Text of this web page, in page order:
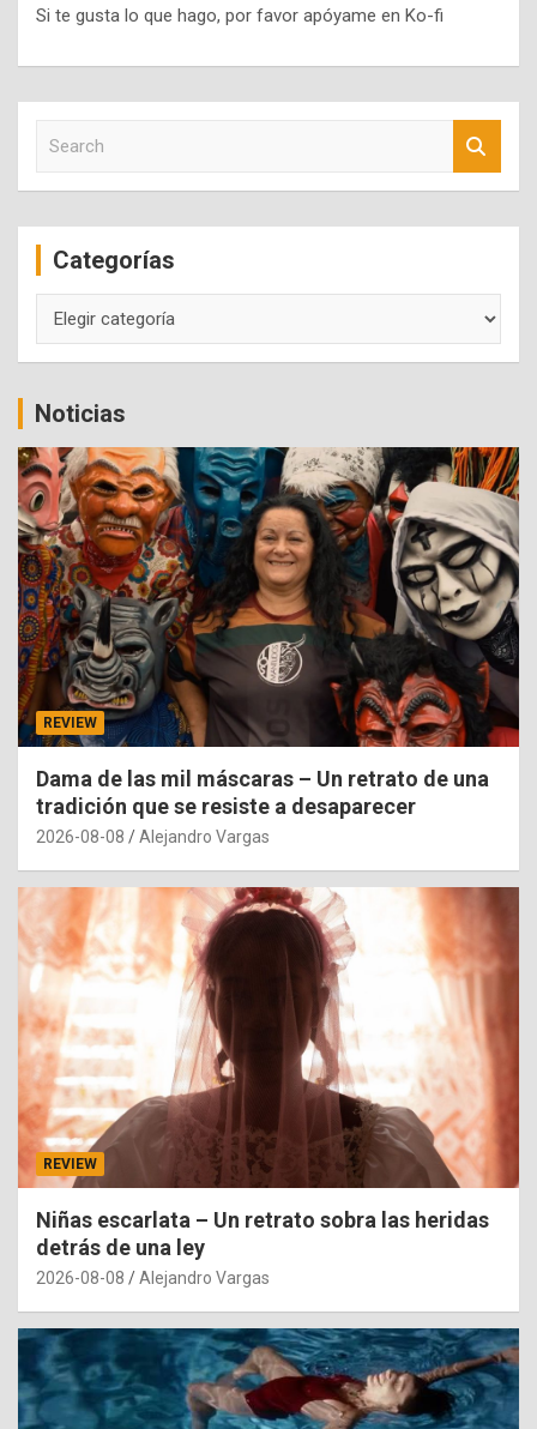
Si te gusta lo que hago, por favor apóyame en Ko-fi
c
Categorías
Noticias
REVIEW
Dama de las mil máscaras – Un retrato de una
tradición que se resiste a desaparecer
2026-08-08 Alejandro Vargas
REVIEW
Niñas escarlata – Un retrato sobra las heridas
detrás de una ley
2026-08-08 Alejandro Vargas